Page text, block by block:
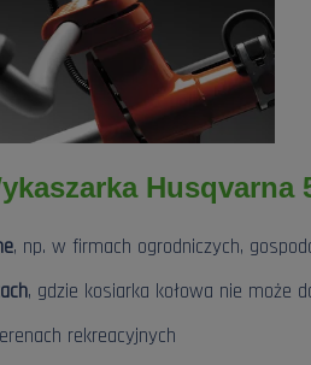
Husqvarna
, np. w firmach ogrodniczych,
, gdzie kosiarka kołowa nie może
rekreacyjnych